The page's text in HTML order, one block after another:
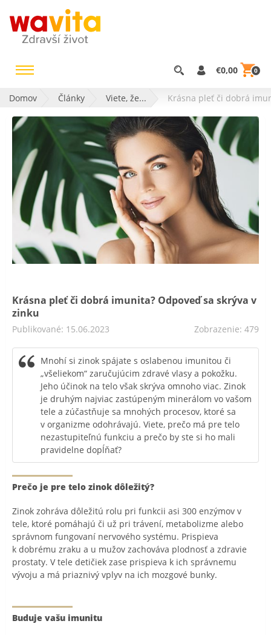
€0,00 0
Domov Články Viete, že... Krásna pleť či dobrá
Krásna pleť či dobrá imunita? Odpoveď sa skrýva v
zinku
Publikované: 15.06.2023 Zobrazenie: 479
Mnohí si zinok spájate s oslabenou imunitou či
„všeliekom“ zaručujúcim zdravé vlasy a pokožku.
Jeho účinok na telo však skrýva omnoho viac. Zinok
je druhým najviac zastúpeným minerálom vo vašom
tele a zúčastňuje sa mnohých procesov, ktoré sa
v organizme odohrávajú. Viete, prečo má pre telo
nezastupiteľnú funkciu a prečo by ste si ho mali
pravidelne dopĺňať?
Prečo je pre telo zinok dôležitý?
Zinok zohráva dôležitú rolu pri funkcii asi 300 enzýmov v
tele, ktoré pomáhajú či už pri trávení, metabolizme alebo
správnom fungovaní nervového systému. Prispieva
k dobrému zraku a u mužov zachováva plodnosť a zdravie
prostaty. V tele detičiek zase prispieva k ich správnemu
vývoju a má priaznivý vplyv na ich mozgové bunky.
Buduje vašu imunitu